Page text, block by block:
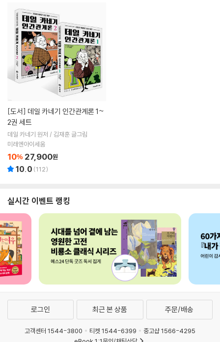
[도서]
2권 세트
데일 카네기 원저 / 김재훈 글그림
미래엔아이세움
10% 27,900원
10.0 (112)
실시간 이벤트 랭킹
로그인 최근 본 상품 주문/배송
고객센터 1544-3800 티켓 1544-6399
중고샵 1566-4295